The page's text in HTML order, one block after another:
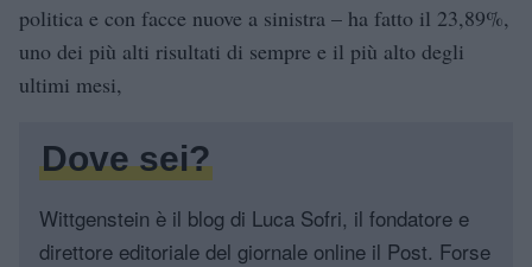
politica e con facce nuove a sinistra – ha fatto il 23,89%,
uno dei più alti risultati di sempre e il più alto degli
ultimi mesi,
Dove sei?
Wittgenstein è il blog di Luca Sofri, il fondatore e
direttore editoriale del giornale online il Post. Forse